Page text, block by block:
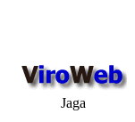
Jaga